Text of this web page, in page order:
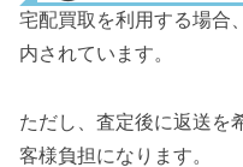
宅配買取を利用する場合
内されています。
ただし、査定後に返送を
客様負担になります。